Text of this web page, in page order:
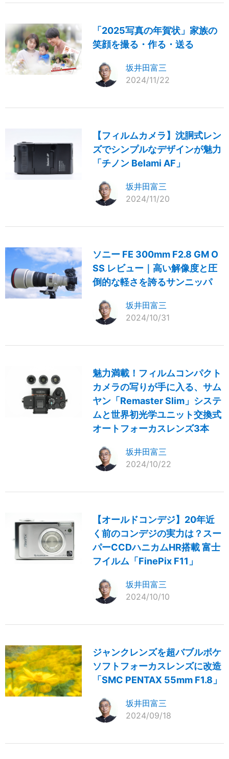
「2025写真の年賀状」家族の
笑顔を撮る・作る・送る
坂井田富三
2024/11/22
【フィルムカメラ】沈胴式レン
ズでシンプルなデザインが魅力
「チノン Belami AF」
坂井田富三
2024/11/20
ソニー FE 300mm F2.8 GM O
SS レビュー｜高い解像度と圧
倒的な軽さを誇るサンニッパ
坂井田富三
2024/10/31
魅力満載！フィルムコンパクト
カメラの写りが手に入る、サム
ヤン「Remaster Slim」システ
ムと世界初光学ユニット交換式
オートフォーカスレンズ3本
坂井田富三
2024/10/22
【オールドコンデジ】20年近
く前のコンデジの実力は？スー
パーCCDハニカムHR搭載 富士
フイルム「FinePix F11」
坂井田富三
2024/10/10
ジャンクレンズを超バブルボケ
ソフトフォーカスレンズに改造
「SMC PENTAX 55mm F1.8」
坂井田富三
2024/09/18